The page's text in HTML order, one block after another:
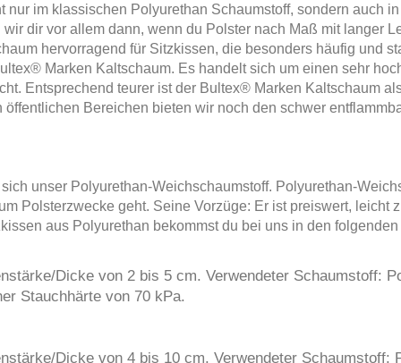
im klassischen Polyurethan Schaumstoff, sondern auch
dir vor allem dann, wenn du Polster nach Maß mit langer
hervorragend für Sitzkissen, die besonders häufig und
Marken Kaltschaum. Es handelt sich um einen sehr
Entsprechend teurer ist der Bultex® Marken Kaltschaum
Bereichen bieten wir noch den schwer
unser Polyurethan-Weichschaumstoff. Polyurethan-
Polsterzwecke geht. Seine Vorzüge: Er ist preiswert, leicht
aus Polyurethan bekommst du bei uns in den
Dicke von 2 bis 5 cm. Verwendeter Schaumstoff:
Stauchhärte von 70 kPa.
Dicke von 4 bis 10 cm. Verwendeter Schaumstoff: